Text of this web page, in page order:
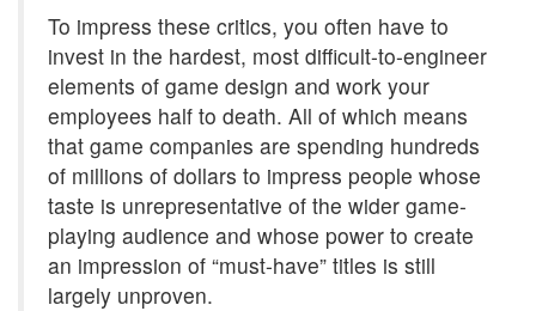
To impress these critics, you often have to
invest in the hardest, most difficult-to-engineer
elements of game design and work your
employees half to death. All of which means
that game companies are spending hundreds
of millions of dollars to impress people whose
taste is unrepresentative of the wider game-
playing audience and whose power to create
an impression of “must-have” titles is still
largely unproven.